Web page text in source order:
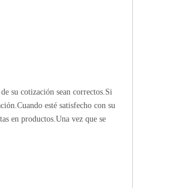
su cotización sean correctos.Si
esté satisfecho con su
en productos.Una vez que se